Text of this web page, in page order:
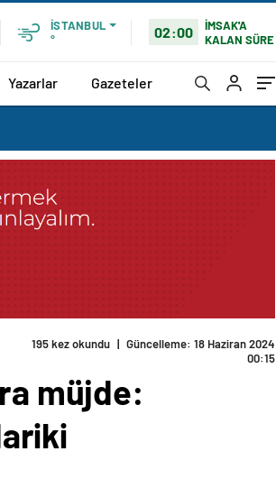
İSTANBUL
°
02:00
İMSAK'A
KALAN SÜRE
Yazarlar Gazeteler
195 kez okundu | Güncelleme: 18 Haziran 2024
00:15
müjde: